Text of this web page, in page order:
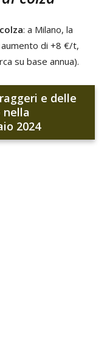
: a Milano, la
di +8 €/t,
su base annua).
e delle
nella
2024